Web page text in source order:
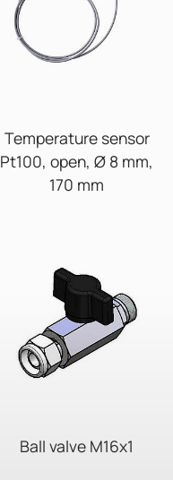
Temperature sensor
Pt100, open, Ø 8 mm,
170 mm
Ball valve M16x1